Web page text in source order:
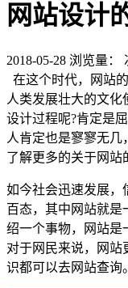
网站设计
2018-05-28 浏览量：
在这个时代，网站
人类发展壮大的文化
设计过程呢?肯定是
人肯定也是寥寥无几
了解更多的关于网站
如今社会迅速发展，
百态，其中网站就是
绍一个事物，网站是
对于网民来说，网站
识都可以去网站查询。